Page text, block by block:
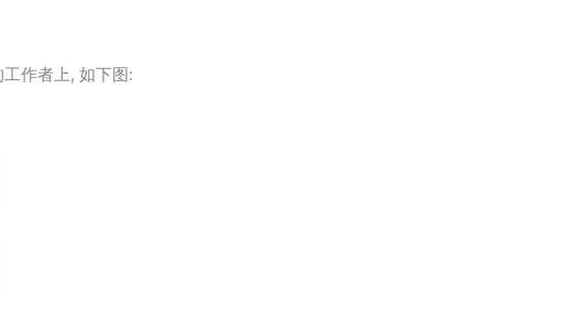
作者上, 如下图: